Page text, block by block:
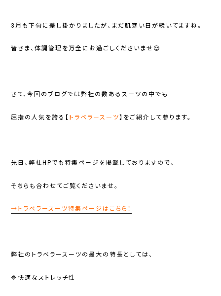
3月も下旬に差し掛かりましたが、まだ肌寒い日が続いてますね。
皆さま、体調管理を万全にお過ごしくださいませ😌
さて、今回のブログでは弊社の数あるスーツの中でも
屈指の人気を誇る【 トラベラースーツ】をご紹介して参ります。
先日、弊社HPでも特集ページを掲載しておりますので、
そちらも合わせてご覧くださいませ。
→トラベラースーツ特集ページはこちら！
弊社のトラベラースーツの最大の特長としては、
🔷快適なストレッチ性